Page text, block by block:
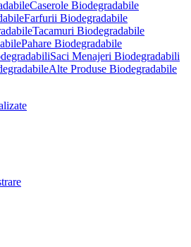
Caserole Biodegradabile
Farfurii Biodegradabile
Tacamuri Biodegradabile
Pahare Biodegradabile
Saci Menajeri Biodegradabili
Alte Produse Biodegradabile